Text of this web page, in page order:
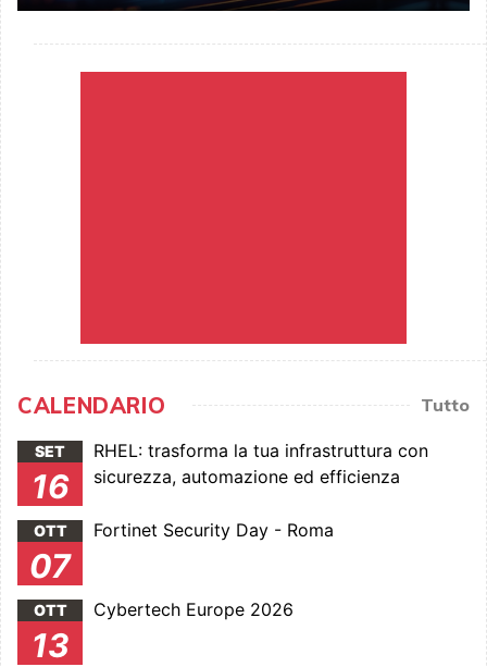
CALENDARIO Tutto
SET
16
RHEL: trasforma la tua infrastruttura con
sicurezza, automazione ed efficienza
OTT
07
Fortinet Security Day - Roma
OTT
13
Cybertech Europe 2026